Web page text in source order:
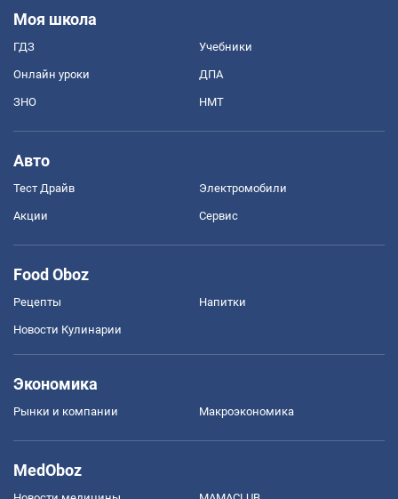
Моя школа
ГДЗ Учебники
Онлайн уроки ДПА
ЗНО НМТ
Авто
Тест Драйв Электромобили
Акции Сервис
Food Oboz
Рецепты Напитки
Новости Кулинарии
Экономика
Рынки и компании Mакроэкономика
MedOboz